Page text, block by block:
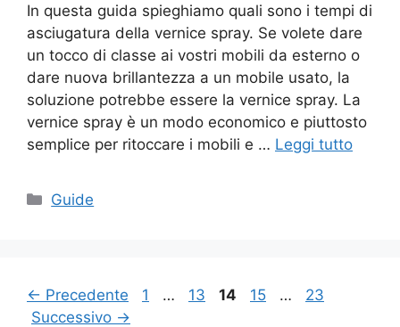
In questa guida spieghiamo quali sono i tempi di
asciugatura della vernice spray. Se volete dare
un tocco di classe ai vostri mobili da esterno o
dare nuova brillantezza a un mobile usato, la
soluzione potrebbe essere la vernice spray. La
vernice spray è un modo economico e piuttosto
semplice per ritoccare i mobili e … Leggi tutto
Categorie
Guide
← Precedente Pagina
1 … Pagina
13 Pagina
14 Pagina
15 … Pagina
23
Successivo →